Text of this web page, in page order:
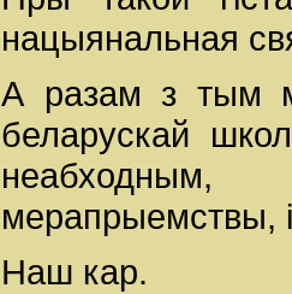
нацыянальная
А разам з тым
беларускай
мерапрыемствы,
Наш кар.